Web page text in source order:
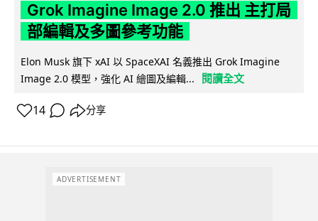
Grok Imagine Image 2.0 推出 主打局
部編輯及多圖參考功能
Elon Musk 旗下 xAI 以 SpaceXAI 名義推出 Grok Imagine
Image 2.0 模型，強化 AI 繪圖及編輯...
閱讀全文
14 分享
ADVERTISEMENT